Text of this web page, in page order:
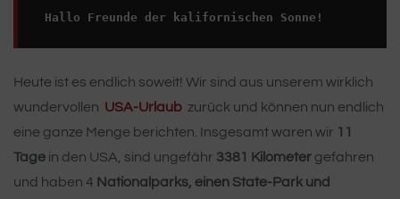
Hallo Freunde der kalifornischen Sonne!
Heute ist es endlich soweit! Wir sind aus unserem wirklich
wundervollen USA-Urlaub zurück und können nun endlich
eine ganze Menge berichten. Insgesamt waren wir 11
Tage in den USA, sind ungefähr 3381 Kilometer gefahren
und haben 4 Nationalparks, einen State-Park und